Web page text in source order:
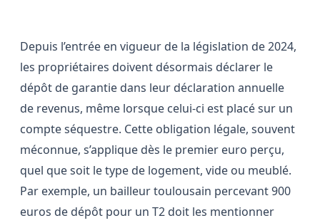
Depuis l’entrée en vigueur de la législation de 2024,
les propriétaires doivent désormais déclarer le
dépôt de garantie dans leur déclaration annuelle
de revenus, même lorsque celui-ci est placé sur un
compte séquestre. Cette obligation légale, souvent
méconnue, s’applique dès le premier euro perçu,
quel que soit le type de logement, vide ou meublé.
Par exemple, un bailleur toulousain percevant 900
euros de dépôt pour un T2 doit les mentionner